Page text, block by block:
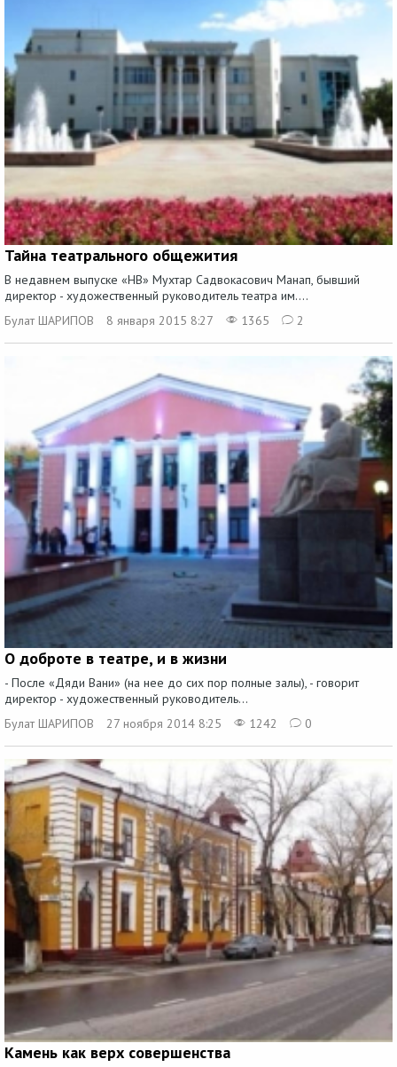
Тайна театрального общежития
В недавнем выпуске «НВ» Мухтар Садвокасович Манап, бывший
директор - художественный руководитель театра им....
Булат ШАРИПОВ
8 января 2015 8:27 1365 2
О доброте в театре, и в жизни
- После «Дяди Вани» (на нее до сих пор полные залы), - говорит
директор - художественный руководитель...
Булат ШАРИПОВ
27 ноября 2014 8:25 1242 0
Камень как верх совершенства